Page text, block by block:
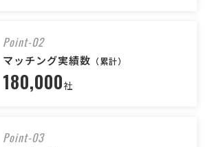
Point-02
マッチング実績数 （累計）
180,000社
Point-03